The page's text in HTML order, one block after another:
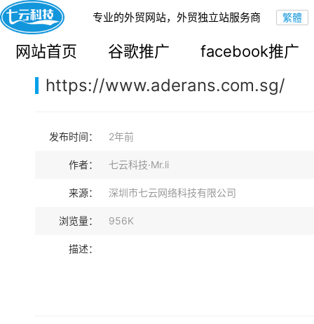
专业的外贸网站，外贸独立站服务商
网站首页 谷歌推广 facebook推广
您的当前位置： 网站首页>案例展示>B2C外贸独立站
https://www.aderans.com.sg/
发布时间： 2年前
作者： 七云科技·Mr.li
来源： 深圳市七云网络科技有限公司
浏览量： 956K
描述：